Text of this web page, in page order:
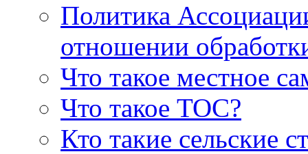
Политика
отношении
Что такое местное
Что такое ТОС?
Кто такие сельские